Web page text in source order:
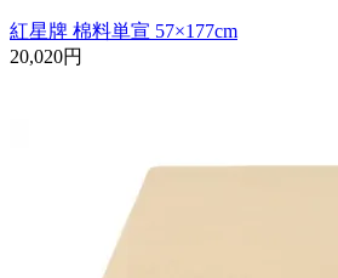
紅星牌 棉料単宣 57×177cm
20,020円